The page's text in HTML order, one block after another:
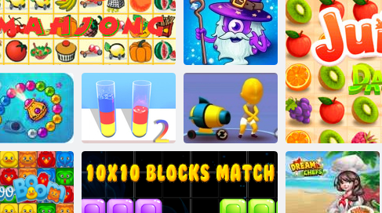
Bois de bulle
Kris Mahjong
Jewels Blitz 3 Soirée piscine
Héros du match
3
Zumba Océan
Puzzle de tri
d'eau 2
Surfeur de
canon